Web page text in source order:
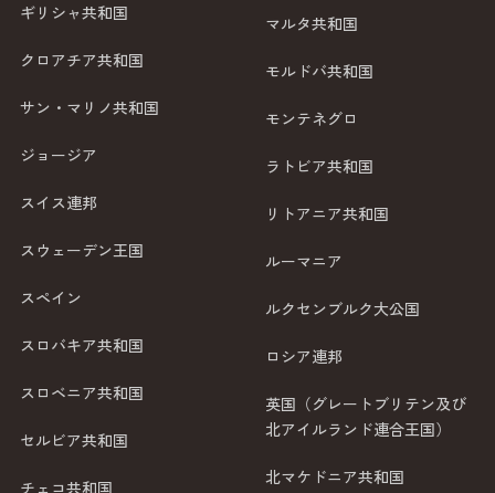
ギリシャ共和国
クロアチア共和国
サン・マリノ共和国
ジョージア
スイス連邦
スウェーデン王国
スペイン
スロバキア共和国
スロベニア共和国
セルビア共和国
チェコ共和国
マルタ共和国
モルドバ共和国
モンテネグロ
ラトビア共和国
リトアニア共和国
ルーマニア
ルクセンブルク大公国
ロシア連邦
英国（グレートブリテン及び
北アイルランド連合王国）
北マケドニア共和国